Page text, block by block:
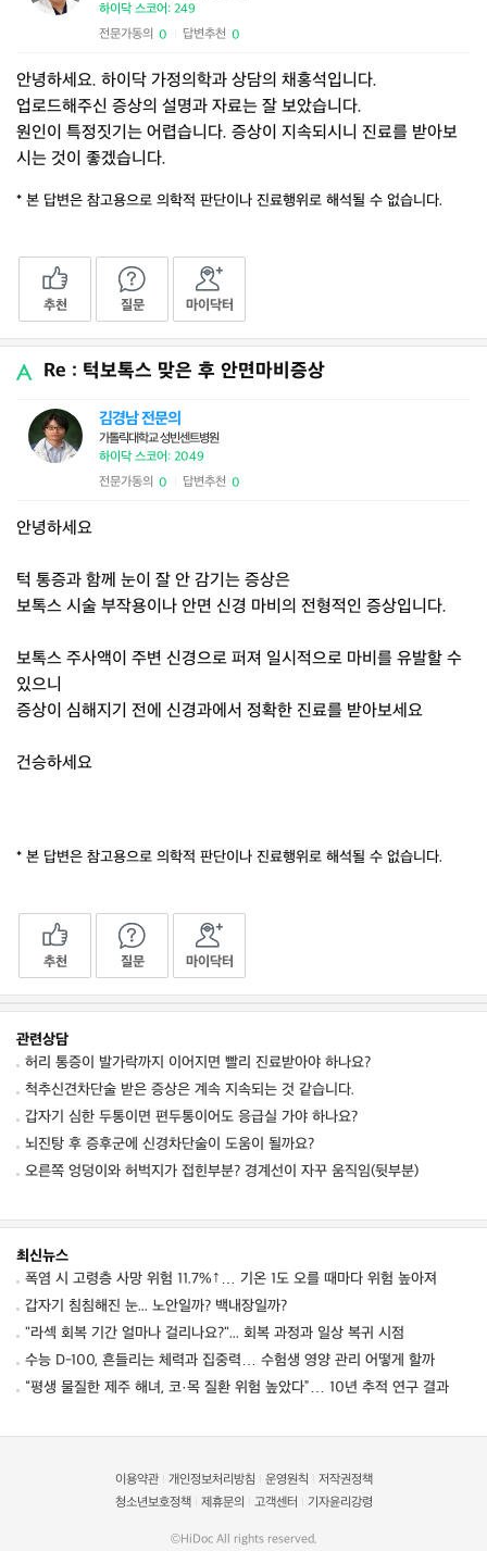
하이닥 스코어: 249
전문가동의 0 답변추천 0
안녕하세요. 하이닥 가정의학과 상담의 채홍석입니다.
업로드해주신 증상의 설명과 자료는 잘 보았습니다.
원인이 특정짓기는 어렵습니다. 증상이 지속되시니 진료를 받아보
시는 것이 좋겠습니다.
* 본 답변은 참고용으로 의학적 판단이나 진료행위로 해석될 수 없습니다.
추천 질문 마이닥터
Re : 턱보톡스 맞은 후 안면마비증상
김경남 전문의
가톨릭대학교 성빈센트병원
하이닥 스코어: 2049
전문가동의 0 답변추천 0
안녕하세요
턱 통증과 함께 눈이 잘 안 감기는 증상은
보톡스 시술 부작용이나 안면 신경 마비의 전형적인 증상입니다.
보톡스 주사액이 주변 신경으로 퍼져 일시적으로 마비를 유발할 수
있으니
증상이 심해지기 전에 신경과에서 정확한 진료를 받아보세요
건승하세요
* 본 답변은 참고용으로 의학적 판단이나 진료행위로 해석될 수 없습니다.
추천 질문 마이닥터
관련상담
허리 통증이 발가락까지 이어지면 빨리 진료받아야 하나요?
척추신견차단술 받은 증상은 계속 지속되는 것 같습니다.
갑자기 심한 두통이면 편두통이어도 응급실 가야 하나요?
뇌진탕 후 증후군에 신경차단술이 도움이 될까요?
오른쪽 엉덩이와 허벅지가 접힌부분? 경계선이 자꾸 움직임(뒷부분)
최신뉴스
폭염 시 고령층 사망 위험 11.7%↑… 기온 1도 오를 때마다 위험 높아져
갑자기 침침해진 눈... 노안일까? 백내장일까?
"라섹 회복 기간 얼마나 걸리나요?"... 회복 과정과 일상 복귀 시점
수능 D-100, 흔들리는 체력과 집중력… 수험생 영양 관리 어떻게 할까
“평생 물질한 제주 해녀, 코·목 질환 위험 높았다”… 10년 추적 연구 결과
이용약관 개인정보처리방침 운영원칙
저작권정책
청소년보호정책
제휴문의 고객센터 기자윤리강령
©HiDoc All rights reserved.